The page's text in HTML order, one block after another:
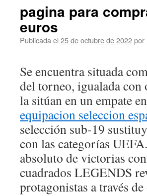
pagina para
euros
Publicada el 25 de octubre de 2022por
Se encuentra situada
del torneo, igualada con
la sitúan en un empate
equipacion seleccion
selección sub-19
con las categorías
absoluto de victorias
cuadrados LEGENDS
protagonistas a través